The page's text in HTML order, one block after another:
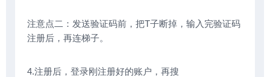
注意点二：发送验证码前，把T子断掉，输入完验证码
注册后，再连梯子。
4.注册后，登录刚注册好的账户，再搜